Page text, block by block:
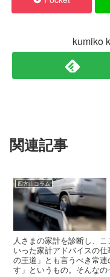
kumiko
関連記事
四方山コラム
人さまの家計を診断し、
いった家計アドバイスの
の王道」とも言うべき常
す」というもの。そんな